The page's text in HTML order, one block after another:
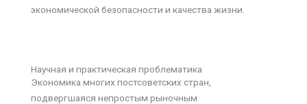
экономической безопасности и качества жизни.
Научная и практическая проблематика
Экономика многих постсоветских стран,
подвергшаяся непростым рыночным